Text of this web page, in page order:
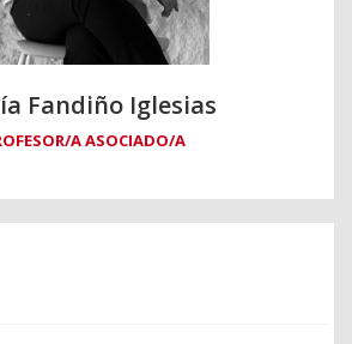
Fandiño Iglesias
A ASOCIADO/A